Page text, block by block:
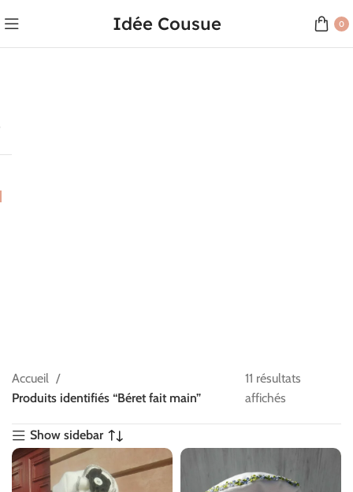
Idée Cousue 0
Accueil
Produits identifiés “Béret fait main”
11 résultats
affichés
Show sidebar